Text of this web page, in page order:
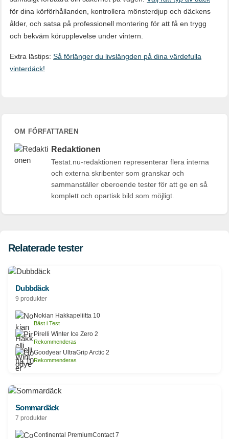
för dina körförhållanden, kontrollera mönsterdjup och däckens
ålder, och satsa på professionell montering för att få en trygg
och bekväm körupplevelse under vintern.
Extra lästips: Så förlänger du livslängden på dina värdefulla
vinterdäck!
OM FÖRFATTAREN
Redaktionen
Testat.nu-redaktionen representerar flera interna
och externa skribenter som granskar och
sammanställer oberoende tester för att ge en så
komplett och opartisk bild som möjligt.
Relaterade tester
Dubbdäck
9 produkter
Nokian Hakkapeliitta 10
Bäst i Test
Pirelli Winter Ice Zero 2
Rekommenderas
Goodyear UltraGrip Arctic 2
Rekommenderas
Sommardäck
7 produkter
Continental PremiumContact 7